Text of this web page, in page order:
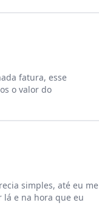
fatura, esse
o valor do
simples, até eu me
lá e na hora que eu